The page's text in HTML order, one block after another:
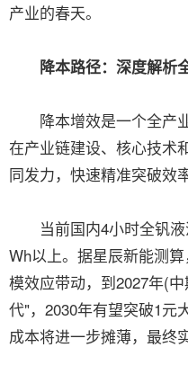
产业的春天。
降本路径：深度解析
降本增效是一个全产
在产业链建设、核心技术
同发力，快速精准突破效
当前国内4小时全钒液
Wh以上。据星辰新能测
模效应带动，到2027年(
代"，2030年有望突破1元
成本将进一步摊薄，最终